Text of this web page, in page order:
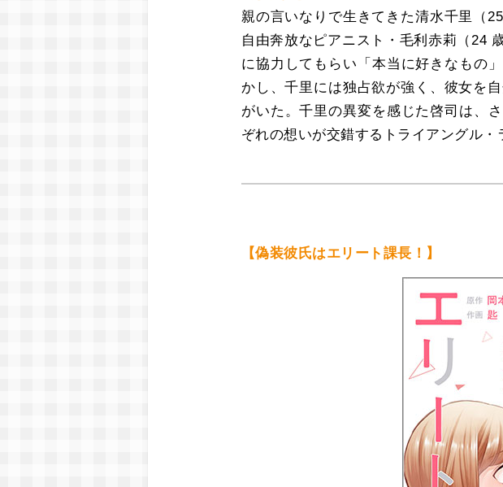
親の言いなりで生きてきた清水千里（
自由奔放なピアニスト・毛利赤莉（24
に協力してもらい「本当に好きなもの
かし、千里には独占欲が強く、彼女を
がいた。千里の異変を感じた啓司は、
ぞれの想いが交錯するトライアングル・
【偽装彼氏はエリート課長！】